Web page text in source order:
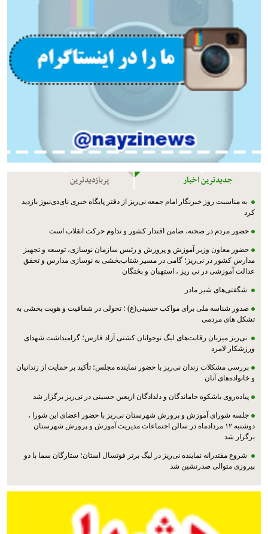
جدیدترین اخبار پربازدیدترین
به مناسبت روز خبرنگار امام جمعه نی‌ریز از دفتر پایگاه خبری نای‌ذی‌نیوز بازدید
کرد
حضور مردم در صحنه، ضامن اقتدار کشور و تداوم حرکت انقلاب است
حضور معاون وزیر آموزش و پرورش و رئیس سازمان نوسازی، توسعه و تجهیز
مدارس کشور در نی‌ریز؛ گامی در مسیر شتاب‌بخشی به نوسازی مدارس و تحقق
عدالت آموزشی در نی ریز ، استهبان و بختگان
شگفتی‌های شیر مادر
صدور شناسه ملی برای مواکب حسینی(ع) ؛ تحولی در شفافیت و هویت بخشی به
تشکل های مردمی
نی‌ریز میزبان رقابت‌های لیگ نوجوانان کشتی آزاد فارس؛ گرامیداشت شهدای
ورزشکار لامرد
بررسی مشکلات زندان نی‌ریز با حضور نماینده مجلس؛ تأکید بر حمایت از زندانیان
و خانواده‌های آنان
پیاده‌روی باشکوه جاماندگان و دلدادگان اربعین حسینی در نی‌ریز برگزار شد
جلسه شورای آموزش و پرورش شهرستان نی‌ریز با حضور اعضای این شورا ،
دوشنبه ۱۲ مردادماه در سالن اجتماعات مدیریت آموزش و پرورش شهرستان
برگزار شد
شروع مقتدرانه نماینده نی‌ریز در لیگ برتر فوتسال استان؛ ستارگان سما با دو
پیروزی متوالی صدرنشین شد